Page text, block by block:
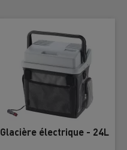
Glacière électrique - 24L